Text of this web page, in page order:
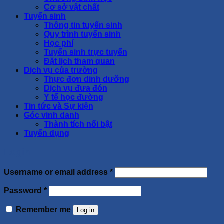
Cơ sở vật chất
Tuyển sinh
Thông tin tuyển sinh
Quy trình tuyển sinh
Học phí
Tuyển sinh trực tuyến
Đặt lịch tham quan
Dịch vụ của trường
Thực đơn dinh dưỡng
Dịch vụ đưa đón
Y tế học đường
Tin tức và Sự kiện
Góc vinh danh
Thành tích nổi bật
Tuyển dụng
Username or email address *
Password *
Remember me Log in